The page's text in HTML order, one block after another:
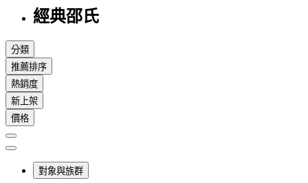
經典邵氏
分類
推薦排序
熱銷度
新上架
價格
對象與族群